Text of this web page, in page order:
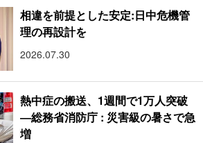
相違を前提とした安定:日中危機管
理の再設計を
2026.07.30
熱中症の搬送、1週間で1万人突破
―総務省消防庁 : 災害級の暑さで急
増